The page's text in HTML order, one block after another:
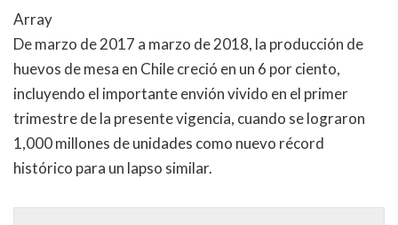
Array
De marzo de 2017 a marzo de 2018, la producción de
huevos de mesa en Chile creció en un 6 por ciento,
incluyendo el importante envión vivido en el primer
trimestre de la presente vigencia, cuando se lograron
1,000 millones de unidades como nuevo récord
histórico para un lapso similar.